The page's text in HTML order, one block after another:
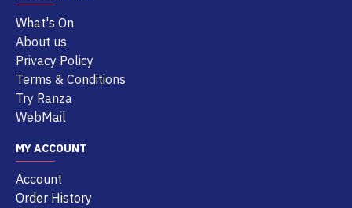
What's On
About us
Privacy Policy
Terms & Conditions
Try Ranza
WebMail
MY ACCOUNT
Account
Order History